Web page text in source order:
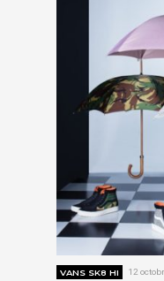
VANS SK8 HI 12